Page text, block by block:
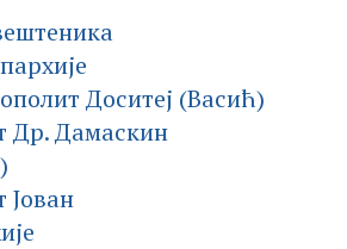
Доситеј (Васић)
Др. Дамаскин
Јован